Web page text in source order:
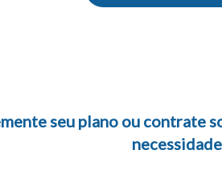
seu plano ou contrate